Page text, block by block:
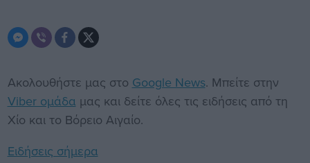
Ακολουθήστε μας στο Google News. Μπείτε στην
Viber ομάδα μας και δείτε όλες τις ειδήσεις από τη
Χίο και το Βόρειο Αιγαίο.
Ειδήσεις σήμερα